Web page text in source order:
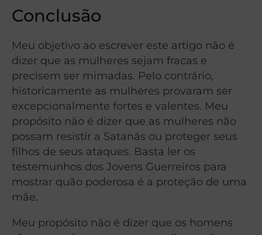
Conclusão
Meu objetivo ao escrever este artigo não é
dizer que as mulheres sejam fracas e
precisem ser mimadas. Pelo contrário,
historicamente as mulheres provaram ser
excepcionalmente fortes e valentes. Meu
propósito não é dizer que as mulheres não
possam resistir a Satanás ou proteger seus
filhos de seus ataques. Basta ler os
testemunhos dos Jovens Guerreiros para
mostrar quão poderosa é a proteção de uma
mãe.
Meu propósito não é dizer que os homens